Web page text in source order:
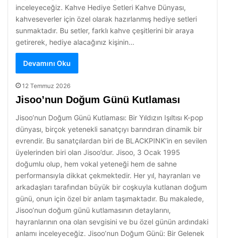
inceleyeceğiz. Kahve Hediye Setleri Kahve Dünyası,
kahveseverler için özel olarak hazırlanmış hediye setleri
sunmaktadır. Bu setler, farklı kahve çeşitlerini bir araya
getirerek, hediye alacağınız kişinin…
Devamını Oku
12 Temmuz 2026
Jisoo’nun Doğum Günü Kutlaması
Jisoo’nun Doğum Günü Kutlaması: Bir Yıldızın Işıltısı K-pop
dünyası, birçok yetenekli sanatçıyı barındıran dinamik bir
evrendir. Bu sanatçılardan biri de BLACKPINK’in en sevilen
üyelerinden biri olan Jisoo’dur. Jisoo, 3 Ocak 1995
doğumlu olup, hem vokal yeteneği hem de sahne
performansıyla dikkat çekmektedir. Her yıl, hayranları ve
arkadaşları tarafından büyük bir coşkuyla kutlanan doğum
günü, onun için özel bir anlam taşımaktadır. Bu makalede,
Jisoo’nun doğum günü kutlamasının detaylarını,
hayranlarının ona olan sevgisini ve bu özel günün ardındaki
anlamı inceleyeceğiz. Jisoo’nun Doğum Günü: Bir Gelenek